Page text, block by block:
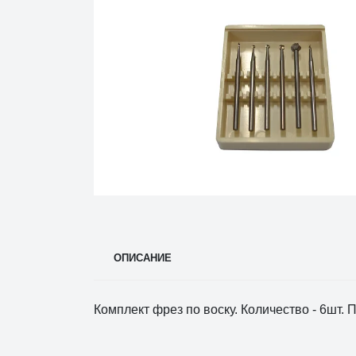
ОПИСАНИЕ
Комплект фрез по воску. Количество -